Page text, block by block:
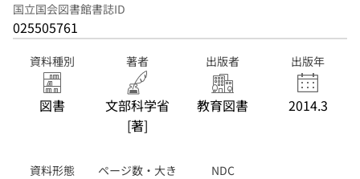
国立国会図書館書誌ID
025505761
資料種別
図書
著者
文部科学省
[著]
出版者
教育図書
出版年
2014.3
資料形態
ページ数・大き
NDC